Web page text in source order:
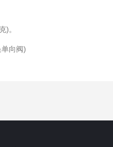
克)。
向阀)